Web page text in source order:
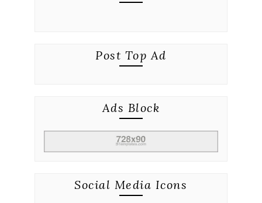
Post Top Ad
Ads Block
Social Media Icons